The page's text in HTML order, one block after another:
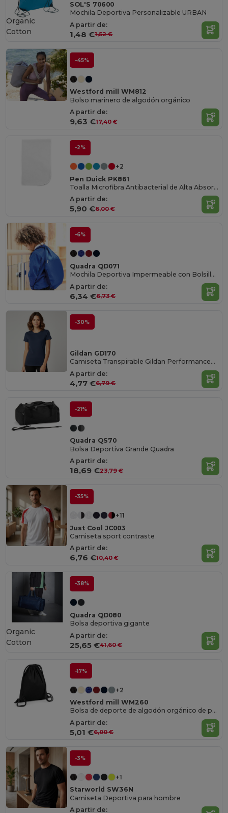
SOL'S 70600
Mochila Deportiva Personalizable URBAN
A partir de:
1,48 €1,52 €
Organic
Cotton
-45%
Westford mill WM812
Bolso marinero de algodón orgánico
A partir de:
9,63 €17,40 €
-2%
+2
Pen Duick PK861
Toalla Microfibra Antibacterial de Alta Absorción
A partir de:
5,90 €6,00 €
-6%
Quadra QD071
Mochila Deportiva Impermeable con Bolsillo Frontal
A partir de:
6,34 €6,73 €
-30%
Gildan GD170
Camiseta Transpirable Gildan Performance® para mujer
A partir de:
4,77 €6,79 €
-21%
Quadra QS70
Bolsa Deportiva Grande Quadra
A partir de:
18,69 €23,79 €
-35%
+11
Just Cool JC003
Camiseta sport contraste
A partir de:
6,76 €10,40 €
-38%
Quadra QD080
Bolsa deportiva gigante
A partir de:
25,65 €41,60 €
Organic
Cotton
-17%
+2
Westford mill WM260
Bolsa de deporte de algodón orgánico de primera calidad
A partir de:
5,01 €6,00 €
-3%
+1
Starworld SW36N
Camiseta Deportiva para hombre
A partir de: